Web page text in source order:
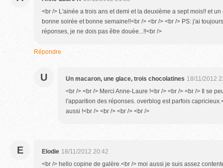
<br /> L'ainée a trois ans et demi et la deuxième a sept mois!! et
bonne soirée et bonne semaine!!<br /> <br /> <br /> PS: j'ai
réponses, je ne dois pas être douée...!!<br />
Répondre
U Un macaron, une glace, trois chocolatines 18/11/2012
<br /> <br /> Merci Anne-Laure !<br /> <br /> <br /> Il se
l'apparition des réponses. overblog est parfois
aussi !<br /> <br /> <br /> <br />
E Elodie 18/11/2012 20:42
<br /> hello copine de galère.<br /> moi aussi je suis assez